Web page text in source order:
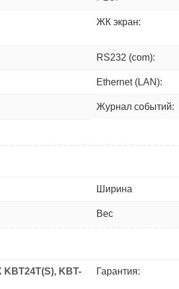
ЖК экран:
RS232 (com):
Ethernet (LAN):
Журнал событий:
Ширина
Вес
KBT24T(S), KBT-
Гарантия: